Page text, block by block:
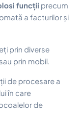
funcții precum
a facturilor și
prin diverse
prin mobil.
de procesare a
în care
de